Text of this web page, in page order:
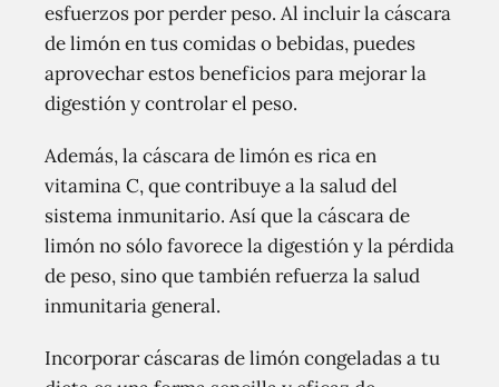
esfuerzos por perder peso. Al incluir la cáscara
de limón en tus comidas o bebidas, puedes
aprovechar estos beneficios para mejorar la
digestión y controlar el peso.
Además, la cáscara de limón es rica en
vitamina C, que contribuye a la salud del
sistema inmunitario. Así que la cáscara de
limón no sólo favorece la digestión y la pérdida
de peso, sino que también refuerza la salud
inmunitaria general.
Incorporar cáscaras de limón congeladas a tu